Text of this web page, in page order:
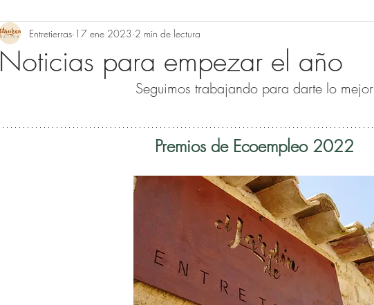
Noticias para empezar el año
Entretierras 17 ene 2023 2 min de lectura
Seguimos trabajando para darte lo mejor
Premios de Ecoempleo 2022